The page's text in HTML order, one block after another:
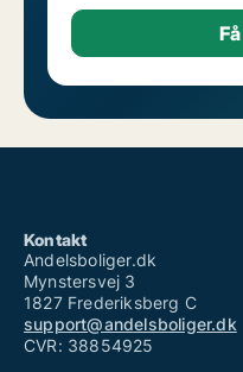
Kontakt
Andelsboliger.dk
Mynstersvej 3
1827 Frederiksberg C
support@andelsboliger.dk
CVR: 38854925